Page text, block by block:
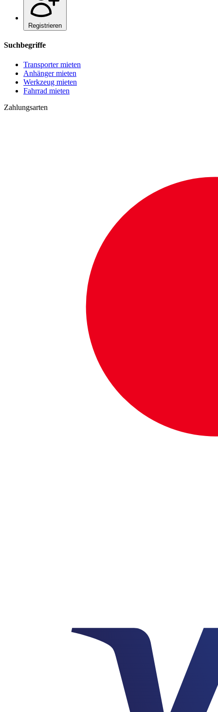
Registrieren
Suchbegriffe
Transporter mieten
Anhänger mieten
Werkzeug mieten
Fahrrad mieten
Zahlungsarten